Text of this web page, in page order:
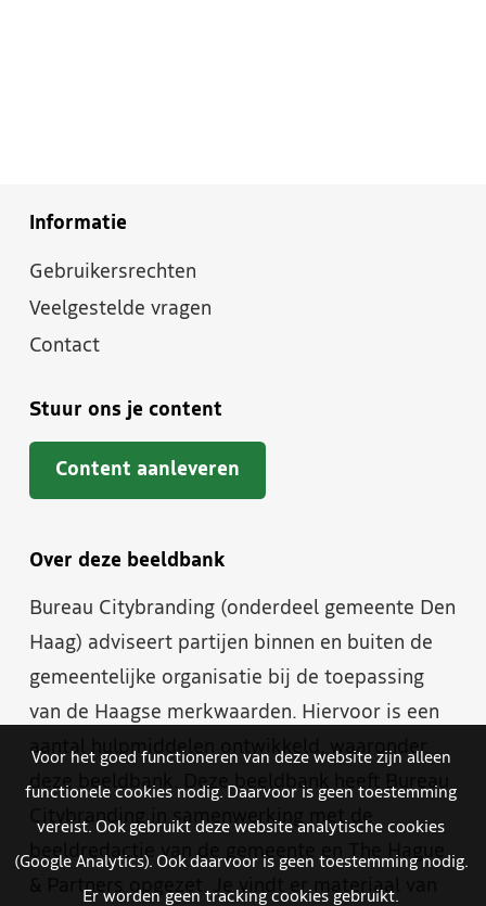
Informatie
Gebruikersrechten
Veelgestelde vragen
Contact
Stuur ons je content
Content aanleveren
Over deze beeldbank
Bureau Citybranding (onderdeel gemeente Den
Haag) adviseert partijen binnen en buiten de
gemeentelijke organisatie bij de toepassing
van de Haagse merkwaarden. Hiervoor is een
aantal hulpmiddelen ontwikkeld, waaronder
deze beeldbank. Deze beeldbank heeft Bureau
Citybranding in samenwerking met de
beeldredactie van de gemeente en The Hague
& Partners opgezet. Je vindt er materiaal van
Voor het goed functioneren van deze website zijn alleen
functionele cookies nodig. Daarvoor is geen toestemming
vereist. Ook gebruikt deze website analytische cookies
(Google Analytics). Ook daarvoor is geen toestemming nodig.
Er worden geen tracking cookies gebruikt.